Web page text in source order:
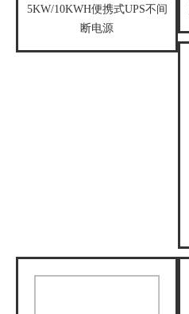
5KW/10KWH便携式UPS不间
断电源